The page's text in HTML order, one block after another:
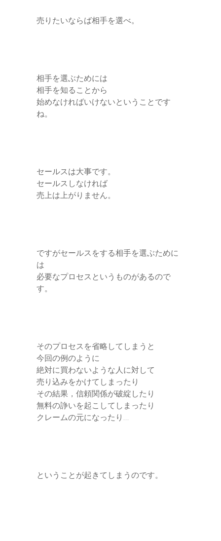
売りたいならば相手を選べ。
相手を選ぶためには
相手を知ることから
始めなければいけないということです
ね。
セールスは大事です。
セールスしなければ
売上は上がりません。
ですがセールスをする相手を選ぶために
は
必要なプロセスというものがあるので
す。
そのプロセスを省略してしまうと
今回の例のように
絶対に買わないような人に対して
売り込みをかけてしまったり
その結果，信頼関係が破綻したり
無料の諍いを起こしてしまったり
クレームの元になったり…
ということが起きてしまうのです。